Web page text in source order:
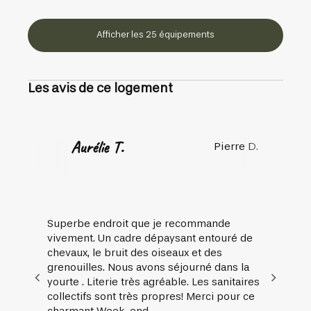
Afficher les 25 équipements
Les avis de ce logement
Aurélie T. Pierre D.
Superbe endroit que je recommande
vivement. Un cadre dépaysant entouré de
chevaux, le bruit des oiseaux et des
grenouilles. Nous avons séjourné dans la
yourte . Literie très agréable. Les sanitaires
collectifs sont très propres! Merci pour ce